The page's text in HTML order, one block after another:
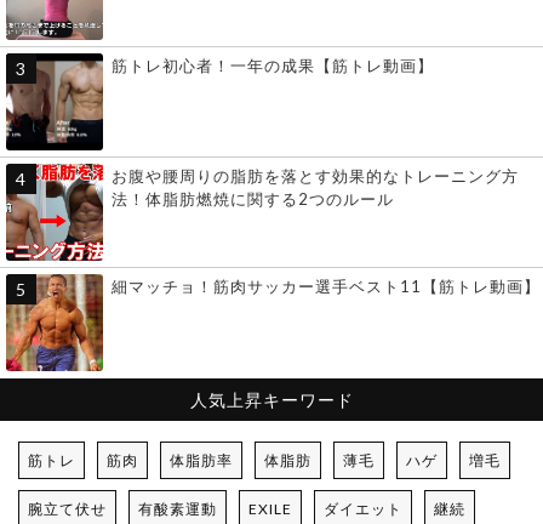
筋トレ初心者！一年の成果【筋トレ動画】
お腹や腰周りの脂肪を落とす効果的なトレーニング方
法！体脂肪燃焼に関する2つのルール
細マッチョ！筋肉サッカー選手ベスト11【筋トレ動画】
人気上昇キーワード
筋トレ 筋肉 体脂肪率 体脂肪 薄毛 ハゲ 増毛
腕立て伏せ 有酸素運動 EXILE ダイエット 継続